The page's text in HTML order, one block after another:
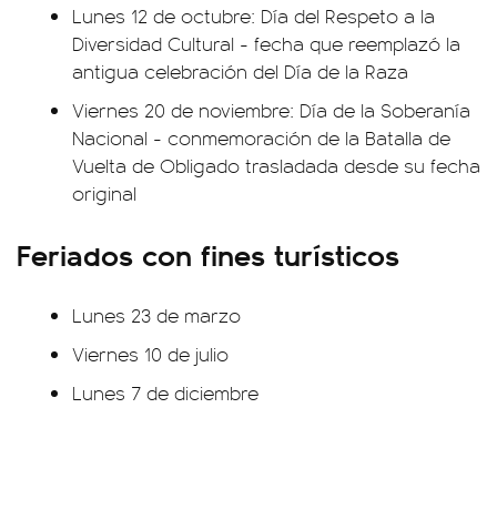
Lunes 12 de octubre: Día del Respeto a la
Diversidad Cultural - fecha que reemplazó la
antigua celebración del Día de la Raza
Viernes 20 de noviembre: Día de la Soberanía
Nacional - conmemoración de la Batalla de
Vuelta de Obligado trasladada desde su fecha
original
Feriados con fines turísticos
Lunes 23 de marzo
Viernes 10 de julio
Lunes 7 de diciembre